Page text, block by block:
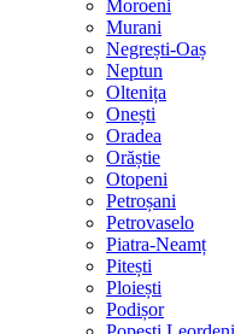
Moroeni
Murani
Negrești-Oaș
Neptun
Oltenița
Onești
Oradea
Orăștie
Otopeni
Petroșani
Petrovaselo
Piatra-Neamț
Pitești
Ploiești
Podișor